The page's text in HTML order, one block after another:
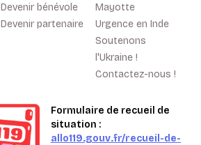
Devenir bénévole
Devenir partenaire
Mayotte
Urgence en Inde
Soutenons
l'Ukraine !
Contactez-nous !
Formulaire de recueil de
situation :
allo119.gouv.fr/recueil-de-